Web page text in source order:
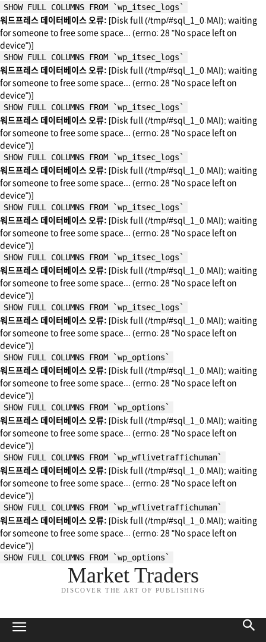
SHOW FULL COLUMNS FROM `wp_itsec_logs`
워드프레스 데이터베이스 오류: [Disk full (/tmp/#sql_1_0.MAI); waiting
for someone to free some space... (errno: 28 "No space left on
device")]
SHOW FULL COLUMNS FROM `wp_itsec_logs`
워드프레스 데이터베이스 오류: [Disk full (/tmp/#sql_1_0.MAI); waiting
for someone to free some space... (errno: 28 "No space left on
device")]
SHOW FULL COLUMNS FROM `wp_itsec_logs`
워드프레스 데이터베이스 오류: [Disk full (/tmp/#sql_1_0.MAI); waiting
for someone to free some space... (errno: 28 "No space left on
device")]
SHOW FULL COLUMNS FROM `wp_itsec_logs`
워드프레스 데이터베이스 오류: [Disk full (/tmp/#sql_1_0.MAI); waiting
for someone to free some space... (errno: 28 "No space left on
device")]
SHOW FULL COLUMNS FROM `wp_itsec_logs`
워드프레스 데이터베이스 오류: [Disk full (/tmp/#sql_1_0.MAI); waiting
for someone to free some space... (errno: 28 "No space left on
device")]
SHOW FULL COLUMNS FROM `wp_itsec_logs`
워드프레스 데이터베이스 오류: [Disk full (/tmp/#sql_1_0.MAI); waiting
for someone to free some space... (errno: 28 "No space left on
device")]
SHOW FULL COLUMNS FROM `wp_itsec_logs`
워드프레스 데이터베이스 오류: [Disk full (/tmp/#sql_1_0.MAI); waiting
for someone to free some space... (errno: 28 "No space left on
device")]
SHOW FULL COLUMNS FROM `wp_options`
워드프레스 데이터베이스 오류: [Disk full (/tmp/#sql_1_0.MAI); waiting
for someone to free some space... (errno: 28 "No space left on
device")]
SHOW FULL COLUMNS FROM `wp_options`
워드프레스 데이터베이스 오류: [Disk full (/tmp/#sql_1_0.MAI); waiting
for someone to free some space... (errno: 28 "No space left on
device")]
SHOW FULL COLUMNS FROM `wp_wflivetraffichuman`
워드프레스 데이터베이스 오류: [Disk full (/tmp/#sql_1_0.MAI); waiting
for someone to free some space... (errno: 28 "No space left on
device")]
SHOW FULL COLUMNS FROM `wp_wflivetraffichuman`
워드프레스 데이터베이스 오류: [Disk full (/tmp/#sql_1_0.MAI); waiting
for someone to free some space... (errno: 28 "No space left on
device")]
SHOW FULL COLUMNS FROM `wp_options`
Market Traders
DISCOVER THE ART OF PUBLISHING